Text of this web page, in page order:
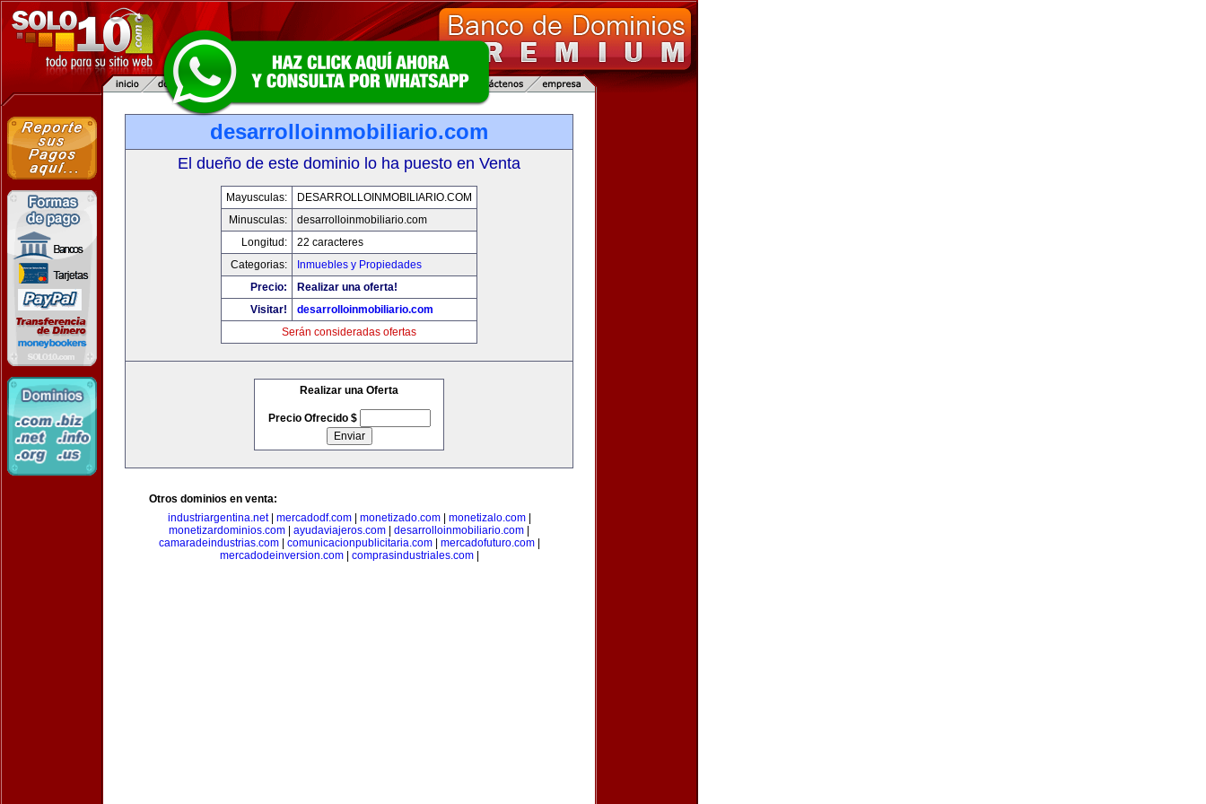
desarrolloinmobiliario.com
El dueño de este dominio lo ha puesto en Venta
Mayusculas:
DESARROLLOINMOBILIARIO.COM
Minusculas:
desarrolloinmobiliario.com
Longitud:
22 caracteres
Categorias:
Inmuebles y Propiedades
Precio:
Realizar una oferta!
Visitar!
desarrolloinmobiliario.com
Serán consideradas ofertas
Realizar una Oferta
Precio Ofrecido $
Otros dominios en venta:
industriargentina.net| mercadodf.com| monetizado.com| monetizalo.com|
monetizardominios.com
ayudaviajeros.com desarrolloinmobiliario.com
camaradeindustrias.com| comunicacionpublicitaria.com| mercadofuturo.com|
mercadodeinversion.com| comprasindustriales.com|